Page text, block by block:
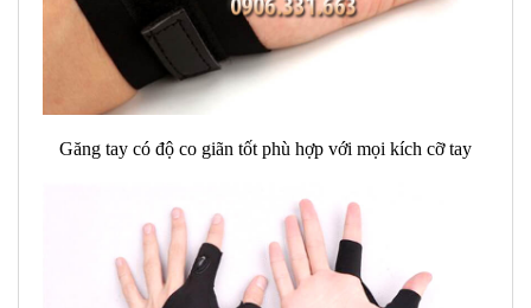
Găng tay có độ co giãn tốt phù hợp với mọi kích cỡ tay